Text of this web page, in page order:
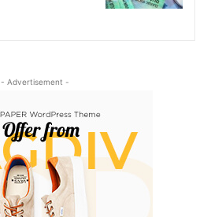
- Advertisement -